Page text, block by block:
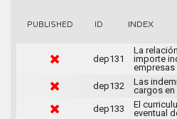
PUBLISHED ID INDEX
dep131
La
importe
empresas
dep132
Las
cargos en
dep133
El
eventual